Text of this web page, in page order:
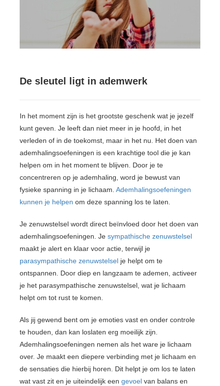
De sleutel ligt in ademwerk
In het moment zijn is het grootste geschenk wat je jezelf
kunt geven. Je leeft dan niet meer in je hoofd, in het
verleden of in de toekomst, maar in het nu. Het doen van
ademhalingsoefeningen is een krachtige tool die je kan
helpen om in het moment te blijven. Door je te
concentreren op je ademhaling, word je bewust van
fysieke spanning in je lichaam. Ademhalingsoefeningen
kunnen je helpen om deze spanning los te laten.
Je zenuwstelsel wordt direct beïnvloed door het doen van
ademhalingsoefeningen. Je sympathische zenuwstelsel
maakt je alert en klaar voor actie, terwijl je
parasympathische zenuwstelsel je helpt om te
ontspannen. Door diep en langzaam te ademen, activeer
je het parasympathische zenuwstelsel, wat je lichaam
helpt om tot rust te komen.
Als jij gewend bent om je emoties vast en onder controle
te houden, dan kan loslaten erg moeilijk zijn.
Ademhalingsoefeningen nemen als het ware je lichaam
over. Je maakt een diepere verbinding met je lichaam en
de sensaties die hierbij horen. Dit helpt je om los te laten
wat vast zit en je uiteindelijk een gevoel van balans en